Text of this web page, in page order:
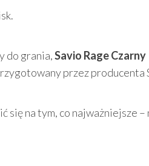
do grania,Savio Rage Czarny
przez producenta
na tym, co najważniejsze –